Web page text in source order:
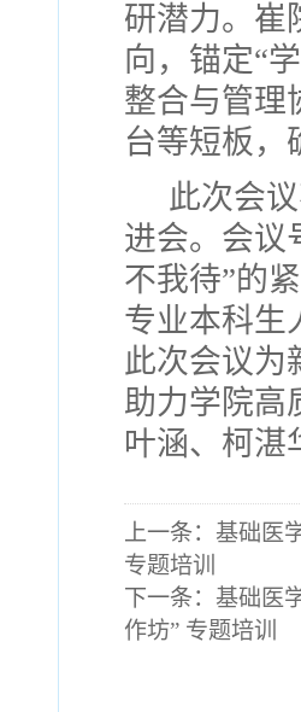
研潜力。崔
向，锚定“
整合与管理
台等短板，
此次会
进会。会议
不我待”的
专业本科生
此次会议为
助力学院高
叶涵、柯湛
上一条： 基础医
专题培训
下一条： 基础医
作坊” 专题培训